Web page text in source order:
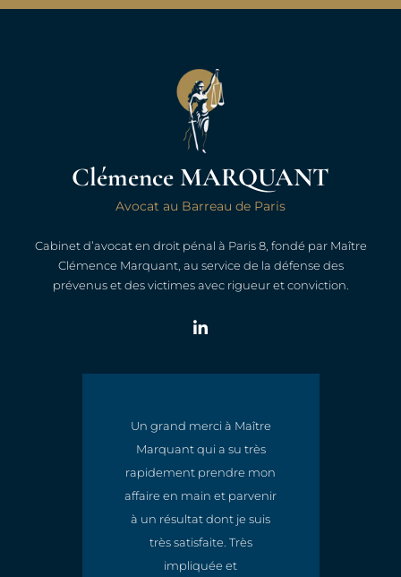
Clémence MARQUANT
Avocat au Barreau de Paris
Cabinet d’avocat en droit pénal à Paris 8, fondé par Maître
Clémence Marquant, au service de la défense des
prévenus et des victimes avec rigueur et conviction.
Un grand merci à Maître
Marquant qui a su très
rapidement prendre mon
affaire en main et parvenir
à un résultat dont je suis
très satisfaite. Très
impliquée et